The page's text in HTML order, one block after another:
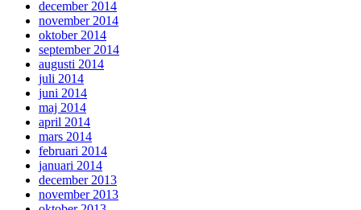
december 2014
november 2014
oktober 2014
september 2014
augusti 2014
juli 2014
juni 2014
maj 2014
april 2014
mars 2014
februari 2014
januari 2014
december 2013
november 2013